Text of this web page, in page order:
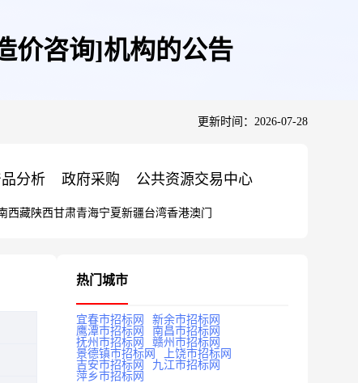
价咨询]机构的公告
更新时间：2026-07-28
分析 政府采购 公共资源交易中心
西藏陕西甘肃青海宁夏新疆台湾香港澳门
热门城市
宜春市招标网
新余市招标网
鹰潭市招标网
南昌市招标网
抚州市招标网
赣州市招标网
景德镇市招标网
上饶市招标网
吉安市招标网
九江市招标网
萍乡市招标网